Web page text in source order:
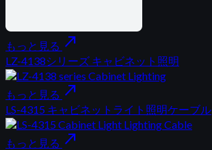
もっと見る north_east
LZ-4138シリーズ キャビネット照明
もっと見る north_east
LS-4315 キャビネットライト照明ケーブル
もっと見る north_east